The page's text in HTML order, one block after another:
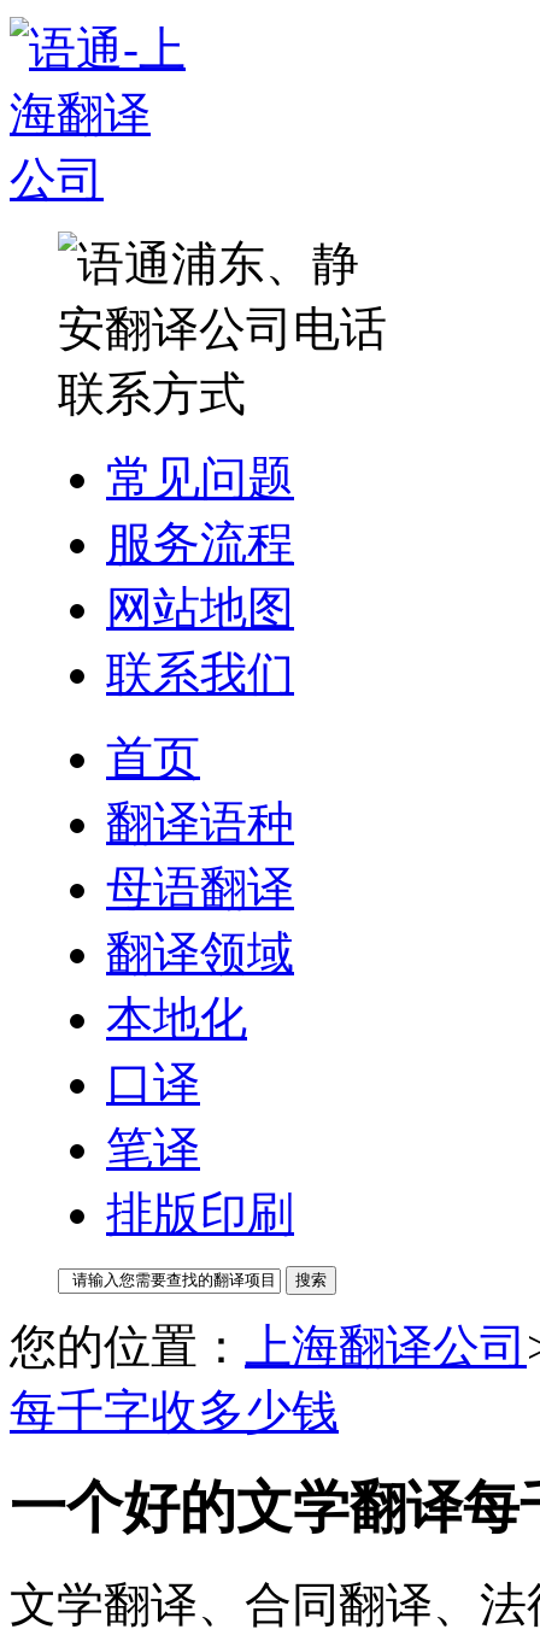
常见问题
服务流程
网站地图
联系我们
首页
翻译语种
母语翻译
翻译领域
本地化
口译
笔译
排版印刷
您的位置： 上海翻译公司
每千字收多少钱
一个好的文学翻译
文学翻译、合同翻译、